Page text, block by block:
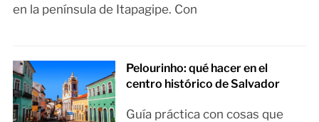
en la península de Itapagipe. Con
Pelourinho: qué hacer en el
centro histórico de Salvador
Guía práctica con cosas que